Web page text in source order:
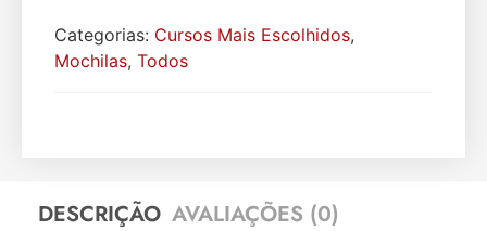
Categorias: Cursos Mais Escolhidos,
Mochilas, Todos
DESCRIÇÃO AVALIAÇÕES (0)